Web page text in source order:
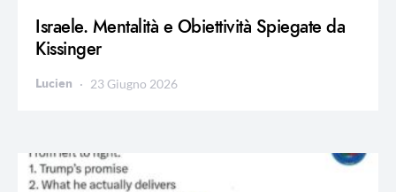
Israele. Mentalità e Obiettività Spiegate da
Kissinger
Lucien 23 Giugno 2026